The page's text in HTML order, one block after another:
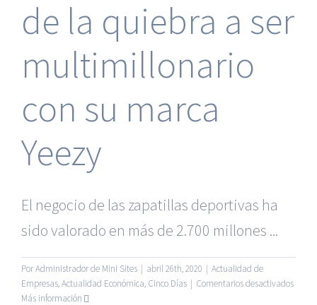
en
de la quiebra a ser
multimillonario
con su marca
Yeezy
El negocio de las zapatillas deportivas ha
sido valorado en más de 2.700 millones ...
PorAdministrador de Mini Sites | abril 26th, 2020 | Actualidad de
Empresas,Actualidad Económica, Cinco Días | Comentarios desactivadosen
Más información